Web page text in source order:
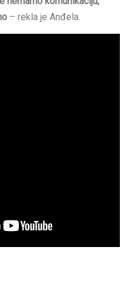
– rekla je Anđela.